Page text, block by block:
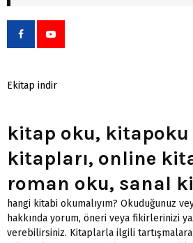
Ekitap indir
kitap oku, kitapoku
kitapları, online
roman oku, sanal
hangi kitabi okumalıyım? Okuduğunuz
hakkında yorum, öneri veya fikirlerinizi
verebilirsiniz. Kitaplarla ilgili